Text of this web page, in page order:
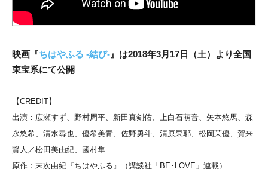
映画『ちはやふる -結び-』は2018年3月17日（土）より全国
東宝系にて公開
【CREDIT】
出演：広瀬すず、野村周平、新田真剣佑、上白石萌音、矢本悠馬、森
永悠希、清水尋也、優希美青、佐野勇斗、清原果耶、松岡茉優、賀来
賢人／松田美由紀、國村隼
原作：末次由紀『ちはやふる』（講談社「BE･LOVE」連載）